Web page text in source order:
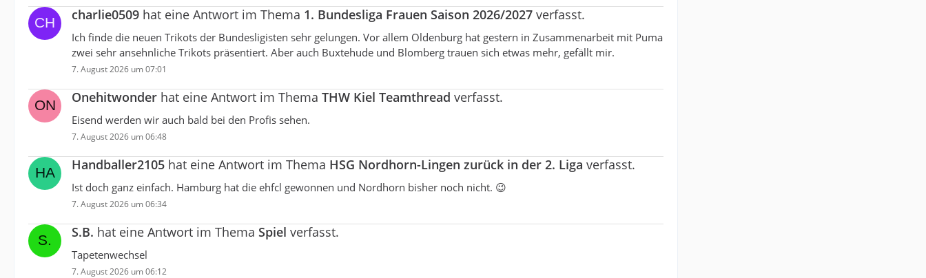
charlie0509 hat eine Antwort im Thema 1. Bundesliga Frauen Saison 2026/2027 verfasst.
Ich finde die neuen Trikots der Bundesligisten sehr gelungen. Vor allem Oldenburg hat gestern in Zusammenarbeit mit Puma
zwei sehr ansehnliche Trikots präsentiert. Aber auch Buxtehude und Blomberg trauen sich etwas mehr, gefällt mir.
7. August 2026 um 07:01
Onehitwonder hat eine Antwort im Thema THW Kiel Teamthread verfasst.
Eisend werden wir auch bald bei den Profis sehen.
7. August 2026 um 06:48
Handballer2105 hat eine Antwort im Thema HSG Nordhorn-Lingen zurück in der 2. Liga verfasst.
Ist doch ganz einfach. Hamburg hat die ehfcl gewonnen und Nordhorn bisher noch nicht. 😉
7. August 2026 um 06:34
S.B. hat eine Antwort im Thema Spiel verfasst.
Tapetenwechsel
7. August 2026 um 06:12